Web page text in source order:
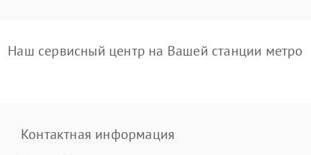
Наш сервисный центр на Вашей станции метро
Контактная информация